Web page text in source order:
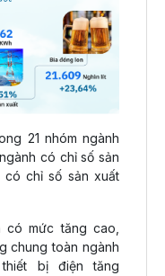
21 nhóm ngành
có chỉ số sản
chỉ số sản xuất
có mức tăng cao,
chung toàn ngành
bị điện tăng